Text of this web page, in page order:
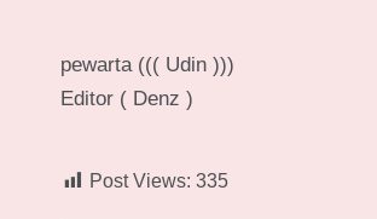
pewarta ((( Udin )))
Editor ( Denz )
Post Views: 335